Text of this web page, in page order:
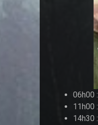
06h00
11h00
14h30